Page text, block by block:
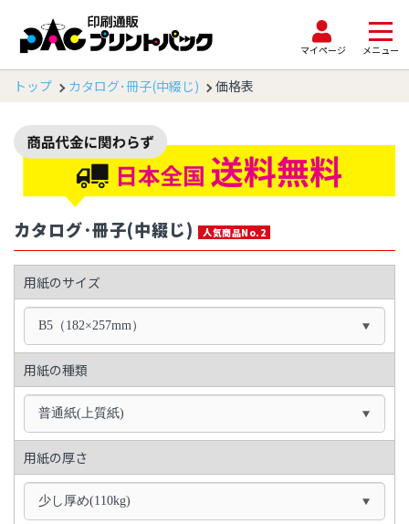
マイページ メニュー
トップ カタログ･冊子(中綴じ) 価格表
カタログ･冊子(中綴じ) 人気商品No.2
用紙のサイズ
B5（182×257mm）
用紙の種類
普通紙(上質紙)
用紙の厚さ
少し厚め(110kg)